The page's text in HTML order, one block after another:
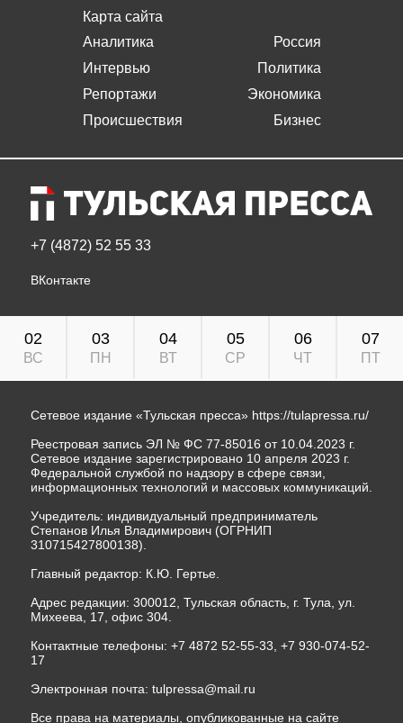
Карта сайта
Аналитика
Интервью
Репортажи
Происшествия
Россия
Политика
Экономика
Бизнес
+7 (4872) 52 55 33
ВКонтакте
02
ВС
03
ПН
04
ВТ
05
СР
06
ЧТ
07
ПТ
Сетевое издание «Тульская пресса» https://tulapressa.ru/
Реестровая запись ЭЛ № ФС 77-85016 от 10.04.2023 г.
Сетевое издание зарегистрировано 10 апреля 2023 г.
Федеральной службой по надзору в сфере связи,
информационных технологий и массовых коммуникаций.
Учредитель: индивидуальный предприниматель
Степанов Илья Владимирович (ОГРНИП
310715427800138).
Главный редактор: К.Ю. Гертье.
Адрес редакции: 300012, Тульская область, г. Тула, ул.
Михеева, 17, офис 304.
Контактные телефоны: +7 4872 52-55-33, +7 930-074-52-
17
Электронная почта: tulpressa@mail.ru
Все права на материалы, опубликованные на сайте